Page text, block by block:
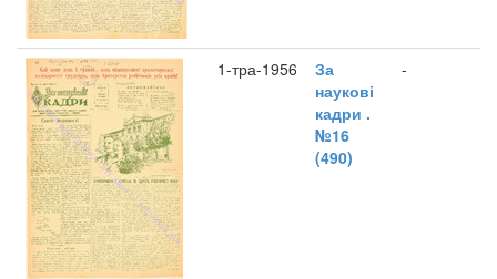
1-тра-1956
За
наукові
кадри .
№16
(490)
-